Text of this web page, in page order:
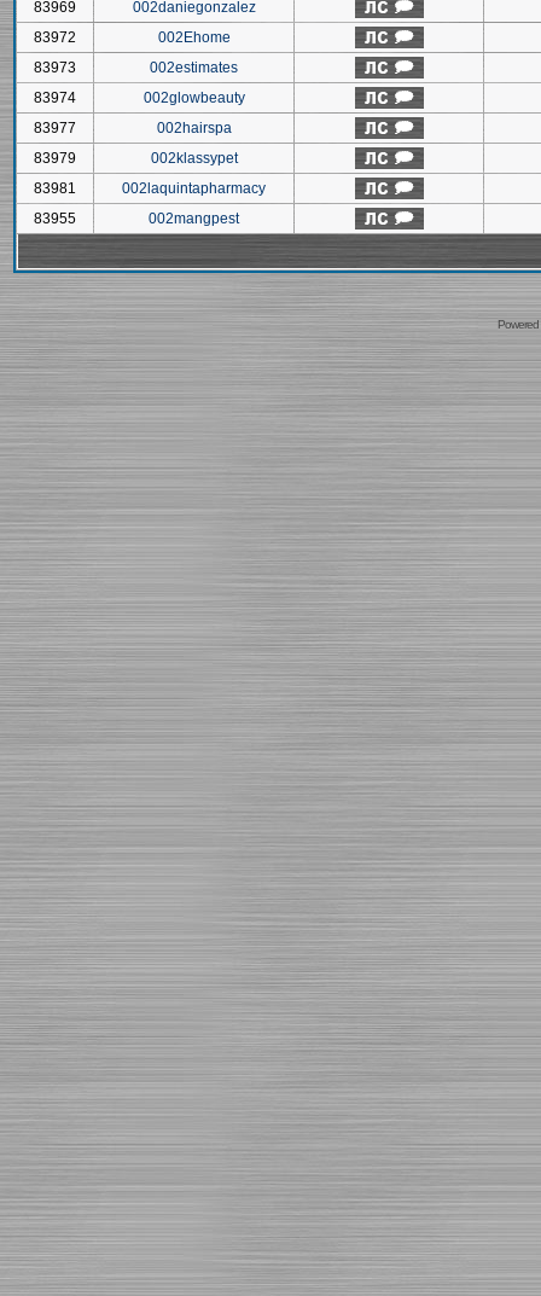
83969
002daniegonzalez
83972
002Ehome
83973
002estimates
83974
002glowbeauty
83977
002hairspa
83979
002klassypet
83981
002laquintapharmacy
83955
002mangpest